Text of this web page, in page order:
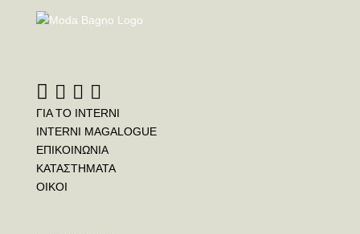
ΓΙΑ ΤΟ INTERNI
INTERNI MAGALOGUE
ΕΠΙΚΟΙΝΩΝΙΑ
ΚΑΤΑΣΤΗΜΑΤΑ
ΟΙΚΟΙ